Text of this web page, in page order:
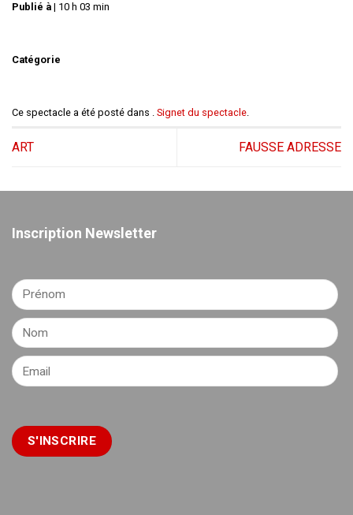
Publié à | 10 h 03 min
Catégorie
Ce spectacle a été posté dans . Signet du spectacle
ART FAUSSE ADRESSE
Inscription Newsletter